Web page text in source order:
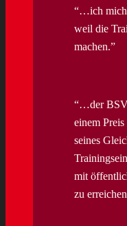
…ich mich
weil die
machen.
…der BSV
einem
seines
mit
zu